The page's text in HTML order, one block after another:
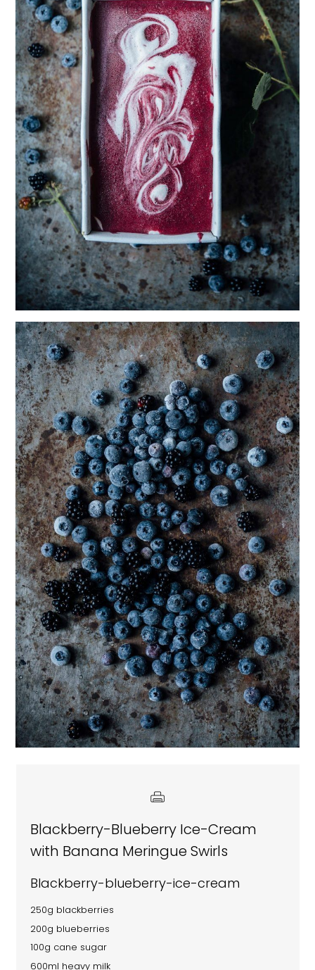
Blackberry-Blueberry Ice-Cream
with Banana Meringue Swirls
Blackberry-blueberry-ice-cream
250g blackberries
200g blueberries
100g cane sugar
600ml heavy milk